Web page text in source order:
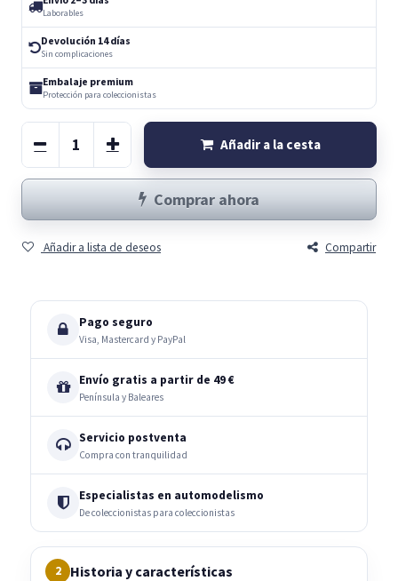
Laborables
Devolución 14 días
Sin complicaciones
Embalaje premium
Protección para coleccionistas
Añadir a la cesta
Comprar ahora
Añadir a lista de deseos Compartir
Pago seguro
Visa, Mastercard y PayPal
Envío gratis a partir de 49 €
Península y Baleares
Servicio postventa
Compra con tranquilidad
Especialistas en automodelismo
De coleccionistas para coleccionistas
2 Historia y características